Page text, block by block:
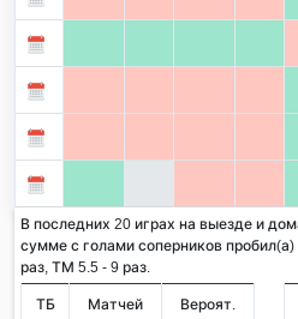
В последних 20 играх на выезде и
сумме с голами соперников
раз, ТМ 5.5 - 9 раз.
ТБ Матчей Вероят.